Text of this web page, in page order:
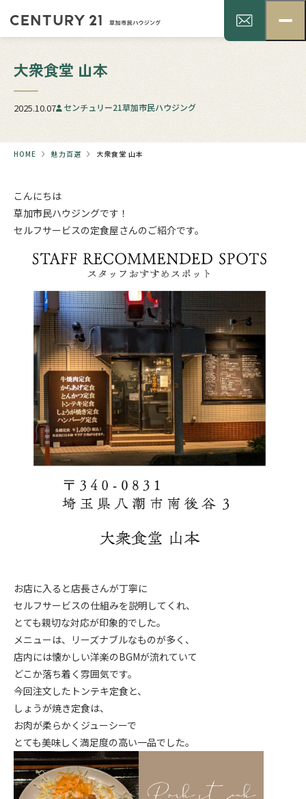
大衆食堂 山本
2025.10.07 センチュリー21草加市民ハウジング
HOME 魅力百選 大衆食堂 山本
こんにちは
草加市民ハウジングです！
セルフサービスの定食屋さんのご紹介です。
お店に入ると店長さんが丁寧に
セルフサービスの仕組みを説明してくれ、
とても親切な対応が印象的でした。
メニューは、リーズナブルなものが多く、
店内には懐かしい洋楽のBGMが流れていて
どこか落ち着く雰囲気です。
今回注文したトンテキ定食と、
しょうが焼き定食は、
お肉が柔らかくジューシーで
とても美味しく満足度の高い一品でした。